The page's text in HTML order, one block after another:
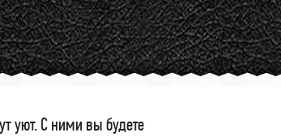
уют. С ними вы будете